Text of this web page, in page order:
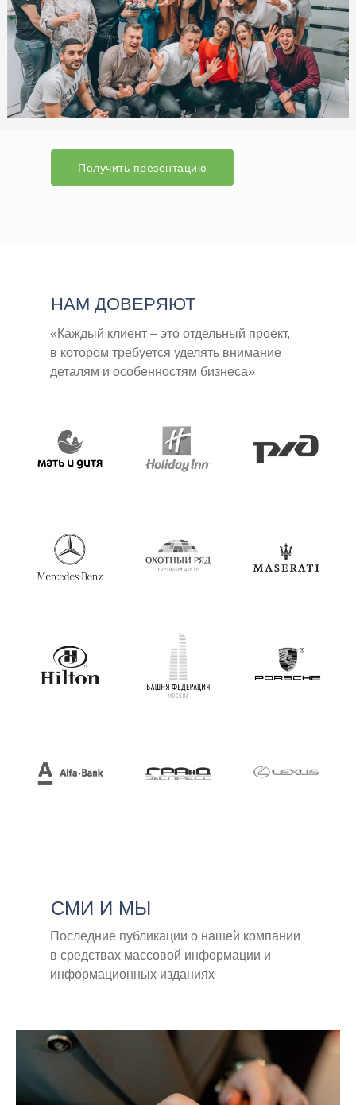
Получить презентацию
НАМ ДОВЕРЯЮТ
«Каждый клиент – это отдельный проект,
в котором требуется уделять внимание
деталям и особенностям бизнеса»
СМИ И МЫ
Последние публикации о нашей компании
в средствах массовой информации и
информационных изданиях